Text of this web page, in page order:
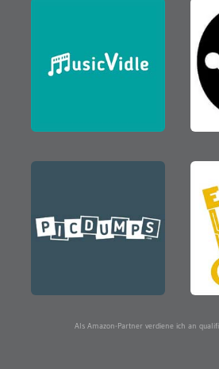
Als Amazon-Partner verdiene ich an